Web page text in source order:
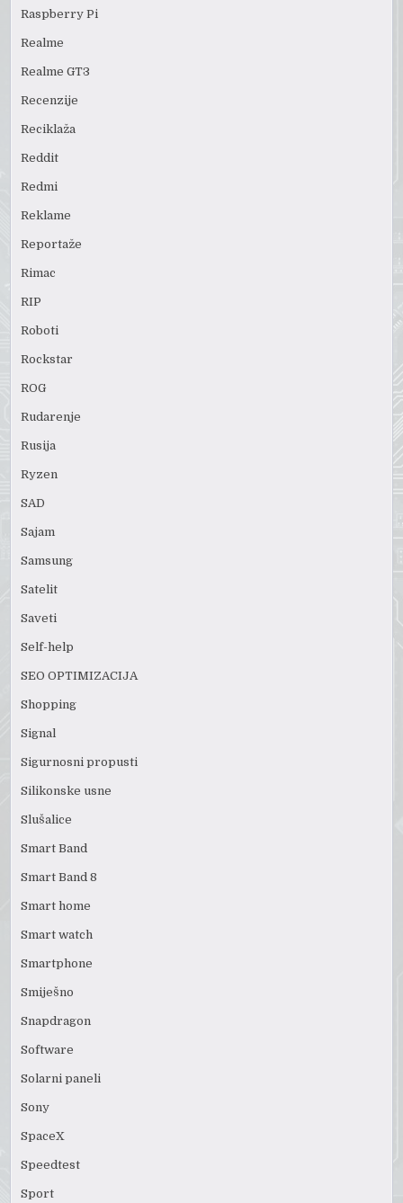
Raspberry Pi
Realme
Realme GT3
Recenzije
Reciklaža
Reddit
Redmi
Reklame
Reportaže
Rimac
RIP
Roboti
Rockstar
ROG
Rudarenje
Rusija
Ryzen
SAD
Sajam
Samsung
Satelit
Saveti
Self-help
SEO OPTIMIZACIJA
Shopping
Signal
Sigurnosni propusti
Silikonske usne
Slušalice
Smart Band
Smart Band 8
Smart home
Smart watch
Smartphone
Smiješno
Snapdragon
Software
Solarni paneli
Sony
SpaceX
Speedtest
Sport